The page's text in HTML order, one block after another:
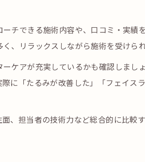
むくみ改善に役立つオイルエステ
遠賀のもみほぐしとエステの違い
リンパマッサージ後の肌変化を実
エステで小顔効果を高める表情筋メソ
小顔実現に欠かせないエステの手
チできる施術内容や、口コミ・実績
、リラックスしながら施術を受けら
ケアが充実しているかも確認しま
に「たるみが改善した」「フェイス
、担当者の技術力など総合的に比較
お問い合わせはこちら
お問い合わせはこちら